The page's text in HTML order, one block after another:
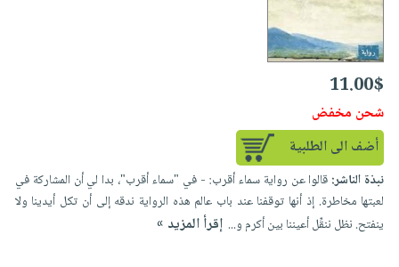
إختياراتنا
كتب
أكاديمية
صندوق
القراءة
English
books
iKitab
بلا
حدود
أسئلة
يتكرر
طرحها
تحميل
iKitab
على
أسئلة
يتكرر
طرحها
تحميل
masmu3
على
Android
تحميل
masmu3
على
المواضيع
الأكثر
مبيعاً
وسائل
تعليمية
صندوق
القراءة
جوائز
تعليمية
الصحة
والعناية
الشخصية
الكل
أجهزة
العناية
المطبخ
والسفرة
11.00$
شحن مخفض
أضف الى الطلبية
نبذة الناشر: قالوا عن رواية سماء أقرب: - في "سماء أقرب"، بدا لي أن المشاركة في
لعبتها مخاطرة. إذ أنها توقفنا عند باب عالم هذه الرواية ندقه إلى أن تكل أيدينا ولا
ينفتح. نظل ننقِّل أعيننا بين أكرم و... إقرأ المزيد »